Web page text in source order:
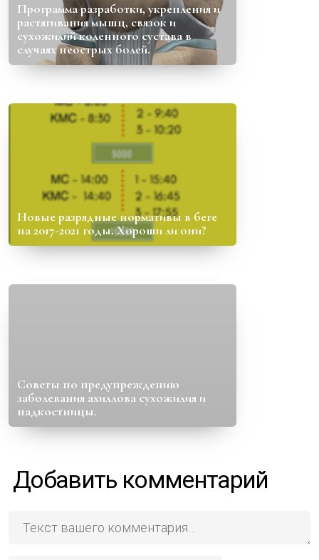
Программа разработки, укрепления и
растягивания мышц, связок и
сухожилий коленного сустава в
случаях неострых болей.
Новые разрядные нормативы в беге
на 2017-2021 годы. Хороши ли они?
Советы по предупреждению
заболевания ахиллова сухожилия и
надкостницы.
Добавить комментарий